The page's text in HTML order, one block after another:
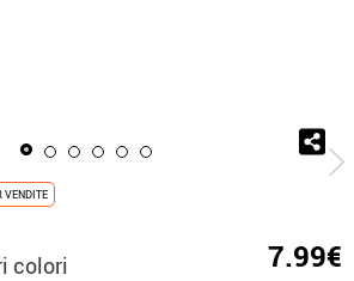
VENDITE
colori 7.99€